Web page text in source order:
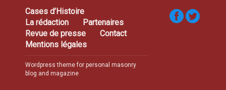
Cases d’Histoire
La rédaction
Partenaires
Revue de presse
Contact
Mentions légales
Wordpress theme for personal masonry
blog and magazine